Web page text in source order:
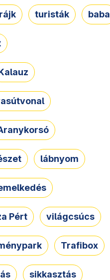
turisták baba
lábnyom
Pért világcsúcs
Trafibox
sikkasztás